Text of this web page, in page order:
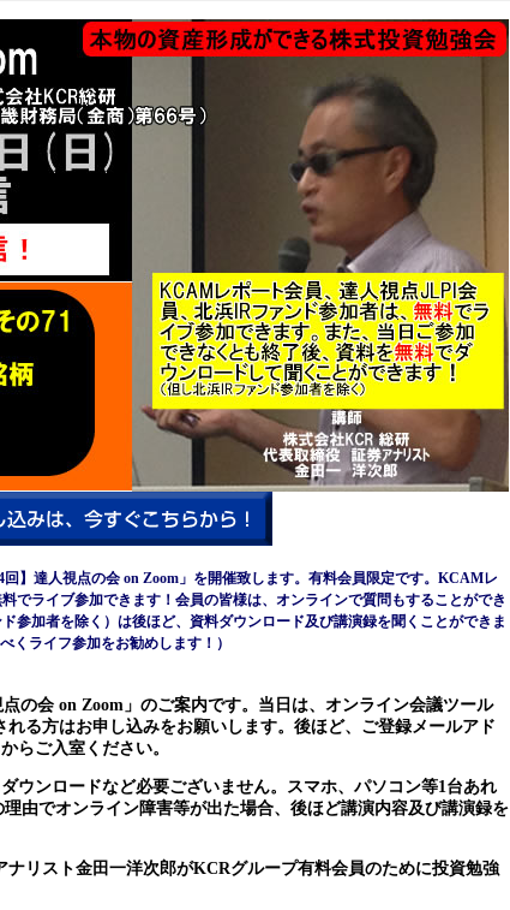
】達人視点の会 on Zoom」を開催致します。有料会員限定です。KCAMレ
でライブ参加できます！会員の皆様は、オンラインで質問もすることができ
参加者を除く）は後ほど、資料ダウンロード及び講演録を聞くことができま
ライフ参加をお勧めします！）
の会 on Zoom」のご案内です。当日は、オンライン会議ツール
る方はお申し込みをお願いします。後ほど、ご登録メールアド
らご入室ください。
ウンロードなど必要ございません。スマホ、パソコン等1台あれ
由でオンライン障害等が出た場合、後ほど講演内容及び講演録を
リスト金田一洋次郎がKCRグループ有料会員のために投資勉強